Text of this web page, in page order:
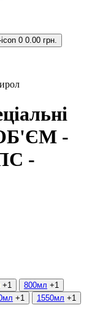
0 0.00 грн.
ОБ'ЄМ -
-
+1 800мл +1
+1 1550мл +1